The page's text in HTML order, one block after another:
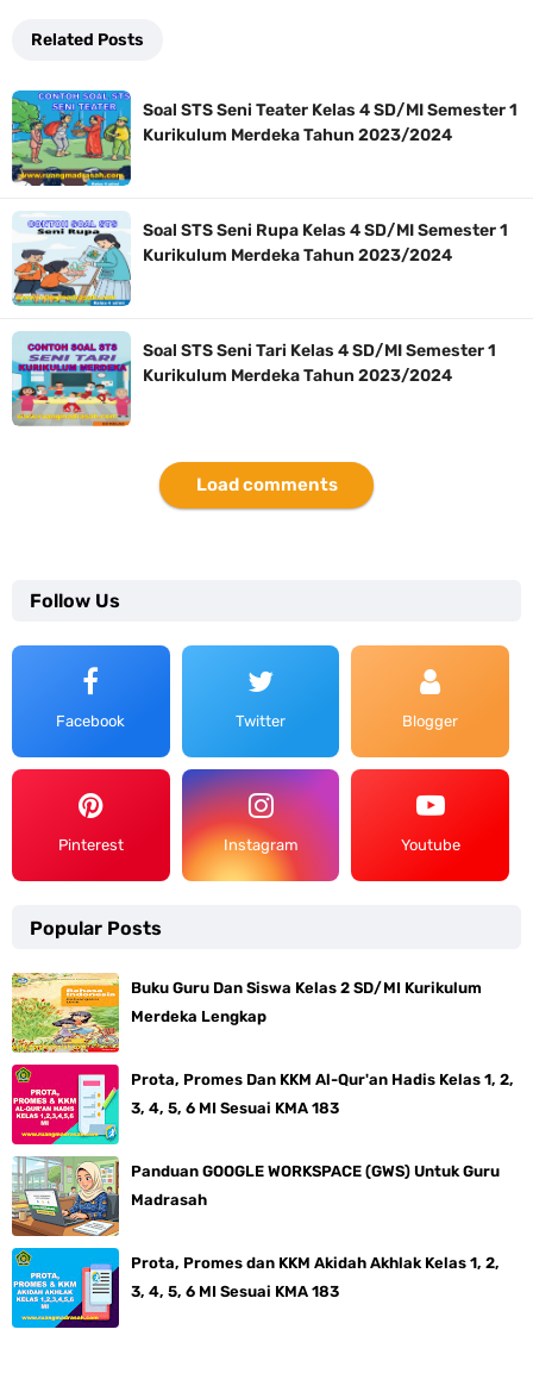
Related Posts
Soal STS Seni Teater Kelas 4 SD/MI Semester 1
Kurikulum Merdeka Tahun 2023/2024
Soal STS Seni Rupa Kelas 4 SD/MI Semester 1
Kurikulum Merdeka Tahun 2023/2024
Soal STS Seni Tari Kelas 4 SD/MI Semester 1
Kurikulum Merdeka Tahun 2023/2024
Load comments
Follow Us
Facebook Twitter Blogger
Pinterest Instagram Youtube
Popular Posts
Buku Guru Dan Siswa Kelas 2 SD/MI Kurikulum
Merdeka Lengkap
Prota, Promes Dan KKM Al-Qur'an Hadis Kelas 1, 2,
3, 4, 5, 6 MI Sesuai KMA 183
Panduan GOOGLE WORKSPACE (GWS) Untuk Guru
Madrasah
Prota, Promes dan KKM Akidah Akhlak Kelas 1, 2,
3, 4, 5, 6 MI Sesuai KMA 183